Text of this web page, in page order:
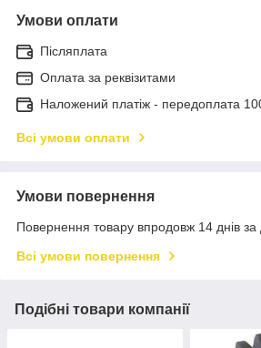
Умови оплати
Післяплата
Оплата за реквізитами
Наложений платіж - передоплата
Всі умови оплати
Умови повернення
Повернення товару впродовж 14 днів за
Всі умови повернення
Подібні товари компанії